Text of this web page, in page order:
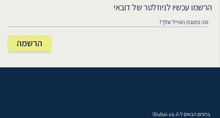
הרשמו עכשיו לניוזלטר של דובאי
ברוכים הבאים ל-Dubai.co.il!